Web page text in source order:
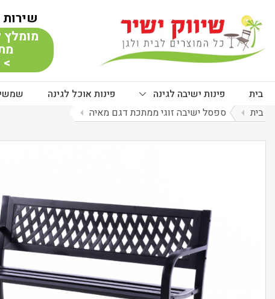
שירות
בית פינות ישיבה לגינה פינות אוכל לגינה
בית arrow_left ספסל ישיבה זוגי ממתכת דגם מאיה arrow_left